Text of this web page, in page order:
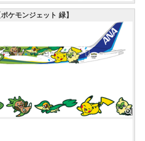
ポケモンジェット 緑】